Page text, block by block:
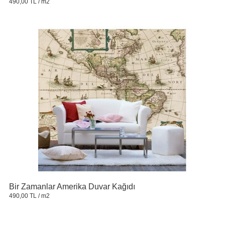
490,00 TL/ m2
Bir Zamanlar Amerika Duvar Kağıdı
490,00 TL/ m2